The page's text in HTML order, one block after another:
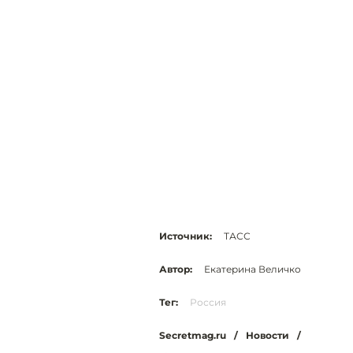
Источник: ТАСС
Автор: Екатерина Величко
Тег: Россия
Secretmag.ru / Новости
/